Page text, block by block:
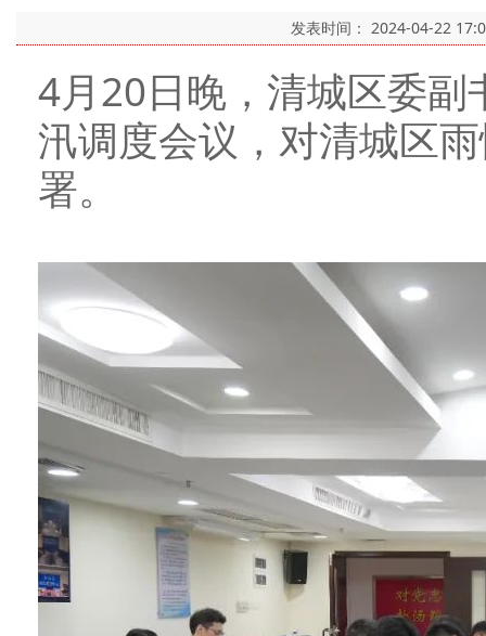
发表时间： 2024-04-22
4月20日晚，清城区委
汛调度会议，对清城区
署。